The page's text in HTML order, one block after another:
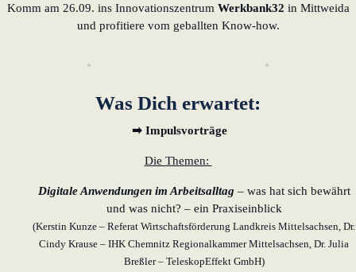
KundenBank2030
Komm am 26.09. ins Innovationszentrum Werkbank32 in Mittweida
und profitiere vom geballten Know-how.
Was Dich erwartet:
➡ Impulsvorträge
Die Themen:
Digitale Anwendungen im Arbeitsalltag – was hat sich bewährt
und was nicht? – ein Praxiseinblick
(Kerstin Kunze – Referat Wirtschaftsförderung Landkreis Mittelsachsen, Dr.
Cindy Krause – IHK Chemnitz Regionalkammer Mittelsachsen, Dr. Julia
Breßler – TeleskopEffekt GmbH)